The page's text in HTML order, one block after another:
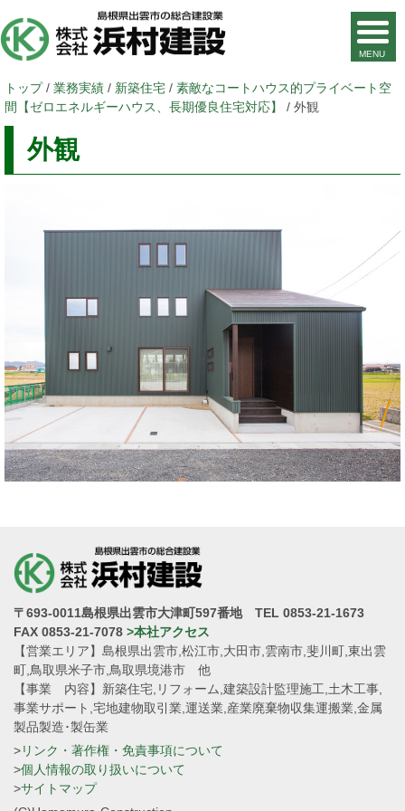
現
在
の
置：
トップ/ 業務実績 / 新築住宅 / 素敵なコートハウス的プライベート空
間【ゼロエネルギーハウス、長期優良住宅対応】
/ 外観
外観
〒693-0011島根県出雲市大津町597番地 TEL 0853-21-1673
FAX 0853-21-7078 >本社アクセス
【営業エリア】島根県出雲市,松江市,大田市,雲南市,斐川町,東出雲
町,鳥取県米子市,鳥取県境港市 他
【事業 内容】新築住宅,リフォーム,建築設計監理施工,土木工事,
事業サポート,宅地建物取引業,運送業,産業廃棄物収集運搬業,金属
製品製造･製缶業
>リンク・著作権・免責事項について
>個人情報の取り扱いについて
>サイトマップ